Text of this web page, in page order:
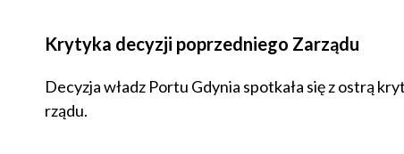
Krytyka decyzji poprzedniego Zarządu
Decyzja władz Portu Gdynia spotkała się z ostrą
rządu.